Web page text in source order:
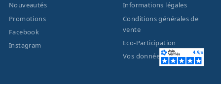
Nouveautés
Promotions
Facebook
Instagram
Informations légales
Conditions générales de
vente
Eco-Participation
Vos données personnelles